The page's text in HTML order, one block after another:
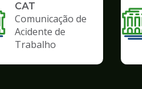
CAT
Comunicação de
Acidente de
Trabalho